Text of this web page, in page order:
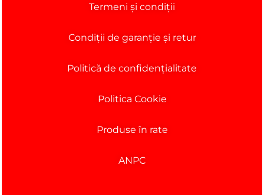
Termeni și condiții
Condiții de garanție și retur
Politică de confidențialitate
Politica Cookie
Produse în rate
ANPC